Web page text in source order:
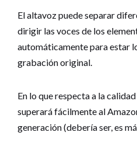
El altavoz puede separar
dirigir las voces de los
automáticamente para estar
grabación original.
En lo que respecta a la
superará fácilmente al
generación (debería ser, es